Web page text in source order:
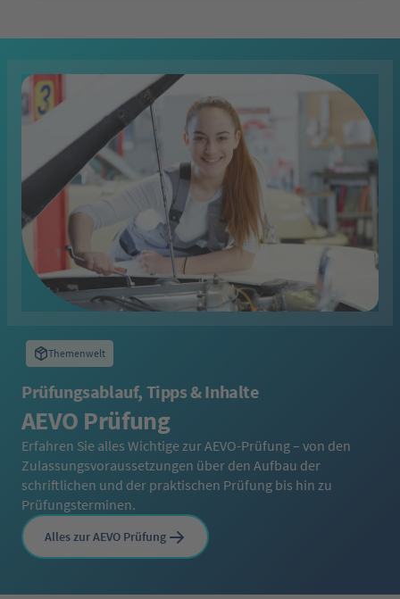
Themenwelt
Prüfungsablauf, Tipps & Inhalte
AEVO Prüfung
Erfahren Sie alles Wichtige zur AEVO-Prüfung – von den
Zulassungsvoraussetzungen über den Aufbau der
schriftlichen und der praktischen Prüfung bis hin zu
Prüfungsterminen.
Alles zur AEVO Prüfung